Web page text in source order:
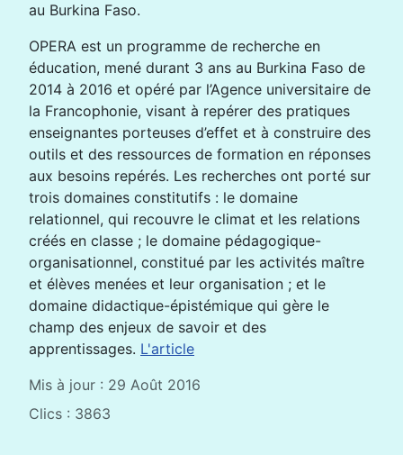
au Burkina Faso.
OPERA est un programme de recherche en
éducation, mené durant 3 ans au Burkina Faso de
2014 à 2016 et opéré par l’Agence universitaire de
la Francophonie, visant à repérer des pratiques
enseignantes porteuses d’effet et à construire des
outils et des ressources de formation en réponses
aux besoins repérés. Les recherches ont porté sur
trois domaines constitutifs : le domaine
relationnel, qui recouvre le climat et les relations
créés en classe ; le domaine pédagogique-
organisationnel, constitué par les activités maître
et élèves menées et leur organisation ; et le
domaine didactique-épistémique qui gère le
champ des enjeux de savoir et des
apprentissages. L'article
Mis à jour : 29 Août 2016
Clics : 3863